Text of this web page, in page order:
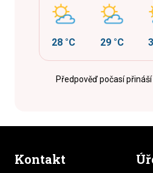
28 °C 29 °C
Předpověď počasí
Kontakt